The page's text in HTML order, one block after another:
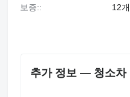
보증:: 12
추가 정보 — 청소차